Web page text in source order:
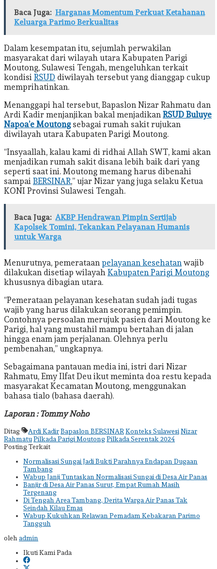
Baca Juga: Harganas Momentum Perkuat Ketahanan
Keluarga Parimo Berkualitas
Dalam kesempatan itu, sejumlah perwakilan
masyarakat dari wilayah utara Kabupaten Parigi
Moutong, Sulawesi Tengah, mengeluhkan terkait
kondisi RSUD diwilayah tersebut yang dianggap cukup
memprihatinkan.
Menanggapi hal tersebut, Bapaslon Nizar Rahmatu dan
Ardi Kadir menjanjikan bakal menjadikan RSUD Buluye
Napoa’e Moutongsebagai rumah sakit rujukan
diwilayah utara Kabupaten Parigi Moutong.
“Insyaallah, kalau kami di ridhai Allah SWT, kami akan
menjadikan rumah sakit disana lebih baik dari yang
seperti saat ini. Moutong memang harus dibenahi
sampai BERSINAR,” ujar Nizar yang juga selaku Ketua
KONI Provinsi Sulawesi Tengah.
Baca Juga: AKBP Hendrawan Pimpin Sertijab
Kapolsek Tomini, Tekankan Pelayanan Humanis
untuk Warga
Menurutnya, pemerataan pelayanan kesehatan wajib
dilakukan disetiap wilayah Kabupaten Parigi Moutong
khususnya dibagian utara.
“Pemerataan pelayanan kesehatan sudah jadi tugas
wajib yang harus dilakukan seorang pemimpin.
Contohnya persoalan merujuk pasien dari Moutong ke
Parigi, hal yang mustahil mampu bertahan di jalan
hingga enam jam perjalanan. Olehnya perlu
pembenahan,” ungkapnya.
Sebagaimana pantauan media ini, istri dari Nizar
Rahmatu, Emy Ilfat Deu ikut meminta doa restu kepada
masyarakat Kecamatan Moutong, menggunakan
bahasa tialo (bahasa daerah).
Laporan : Tommy Noho
Ditag Ardi KadirBapaslon BERSINAR Konteks Sulawesi Nizar
RahmatuPilkada Parigi Moutong Pilkada Serentak 2024
Posting Terkait
Normalisasi Sungai Jadi Bukti Parahnya Endapan Dugaan
Tambang
Wabup Janji Tuntaskan Normalisasi Sungai di Desa Air Panas
Banjir di Desa Air Panas Surut, Empat Rumah Masih
Tergenang
Di Tengah Area Tambang, Derita Warga Air Panas Tak
Seindah Kilau Emas
Wabup Kukuhkan Relawan Pemadam Kebakaran Parimo
Tangguh
oleh admin
Ikuti Kami Pada